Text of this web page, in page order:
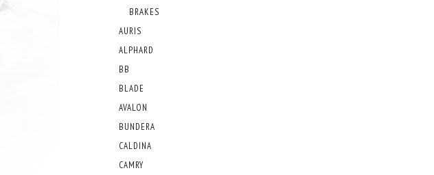
BRAKES
AURIS
ALPHARD
BB
BLADE
AVALON
BUNDERA
CALDINA
CAMRY